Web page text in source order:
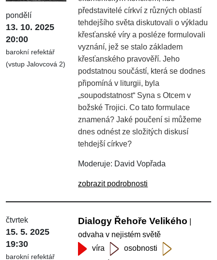
pondělí
13. 10. 2025
20:00
barokní refektář
(vstup Jalovcová 2)
představitelé církví z různých oblastí
tehdejšího světa diskutovali o výkladu
křesťanské víry a posléze formulovali
vyznání, jež se stalo základem
křesťanského pravověří. Jeho
podstatnou součástí, která se dodnes
připomíná v liturgii, byla
„soupodstatnost“ Syna s Otcem v
božské Trojici. Co tato formulace
znamená? Jaké poučení si můžeme
dnes odnést ze složitých diskusí
tehdejší církve?
Moderuje: David Vopřada
zobrazit podrobnosti
čtvrtek
15. 5. 2025
19:30
barokní refektář
Dialogy Řehoře Velikého
odvaha v nejistém světě
víra
osobnosti